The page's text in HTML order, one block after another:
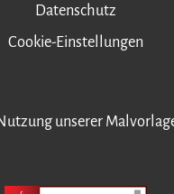
Datenschutz
Cookie-Einstellungen
unserer